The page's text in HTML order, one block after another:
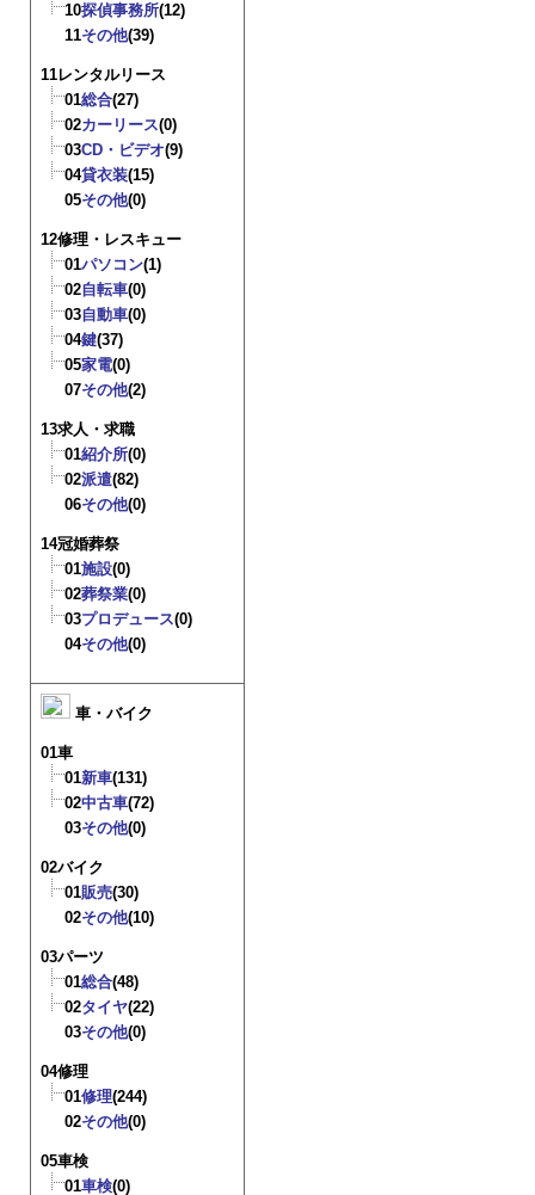
10探偵事務所(12)
11その他(39)
11レンタルリース
01総合(27)
02カーリース(0)
03CD・ビデオ(9)
04貸衣装(15)
05その他(0)
12修理・レスキュー
01パソコン(1)
02自転車(0)
03自動車(0)
04鍵(37)
05家電(0)
07その他(2)
13求人・求職
01紹介所(0)
02派遣(82)
06その他(0)
14冠婚葬祭
01施設(0)
02葬祭業(0)
03プロデュース(0)
04その他(0)
車・バイク
01車
01新車(131)
02中古車(72)
03その他(0)
02バイク
01販売(30)
02その他(10)
03パーツ
01総合(48)
02タイヤ(22)
03その他(0)
04修理
01修理(244)
02その他(0)
05車検
01車検(0)